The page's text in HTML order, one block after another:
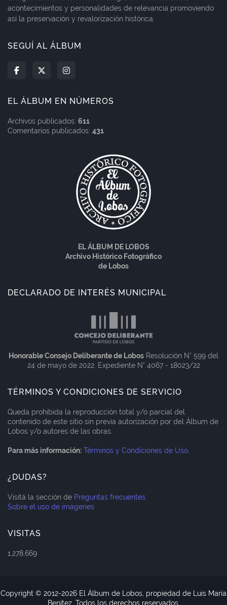
acontecimientos y personalidades de relevancia promoviendo
así la preservación y revalorización histórica.
SEGUÍ AL ÁLBUM
EL ÁLBUM EN NÚMEROS
Archivos publicados: 611
Comentarios publicados: 431
EL ÁLBUM DE LOBOS
Archivo Histórico Fotográfico
de Lobos
DECLARADO DE INTERÉS MUNICIPAL
Honorable Consejo Deliberante de Lobos Resolución N° 599 del
24 de mayo de 2022. Expediente N° 4067 - 18023/22
TÉRMINOS Y CONDICIONES DE SERVICIO
Queda prohibida la reproducción total y/o parcial del
contenido de este sitio sin previa autorización por del Álbum de
Lobos y/o autores de las obras.
Para más información: Términos y Condiciones de Uso
¿DUDAS?
Visitá la sección de Preguntas frecuentes
Sobre el uso de imágenes
VISITAS
1,278,669
Copyright © 2012-2026 El Álbum de Lobos, propiedad de Luis María
Benítez, Todos los derechos reservados.